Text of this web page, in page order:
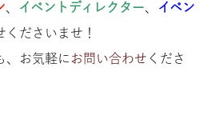
イベントディレクター
イベン
くださいませ！
、お気軽にお問い合わせ くださ